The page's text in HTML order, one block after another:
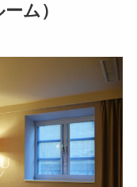
ム）